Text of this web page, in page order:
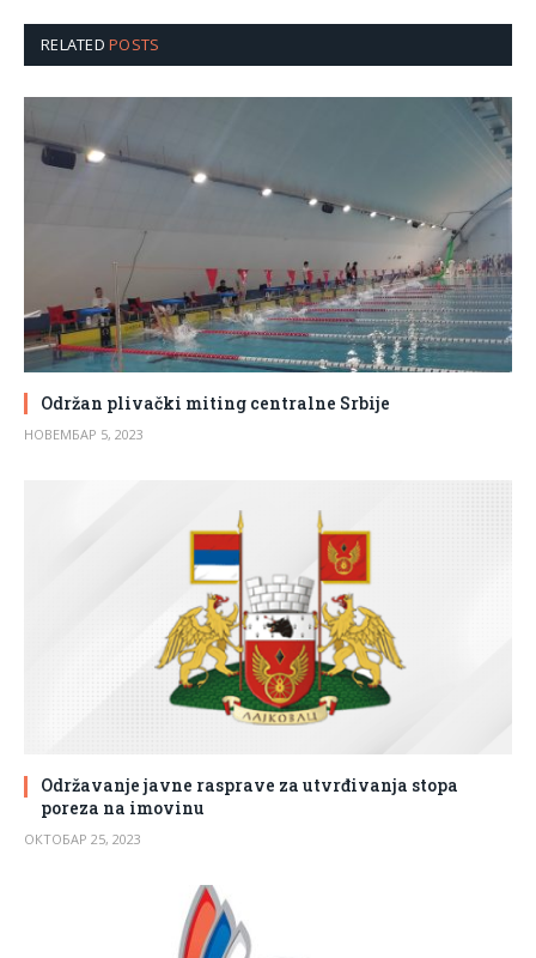
RELATEDPOSTS
Održan plivački miting centralne Srbije
НОВЕМБАР 5, 2023
Održavanje javne rasprave za utvrđivanja stopa
poreza na imovinu
ОКТОБАР 25, 2023